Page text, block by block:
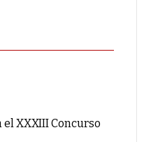
el XXXIII Concurso